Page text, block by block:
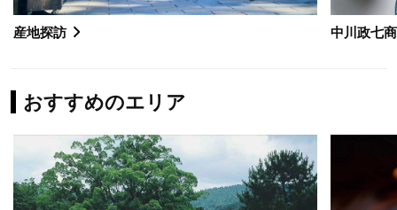
産地探訪 中川政七
おすすめのエリア